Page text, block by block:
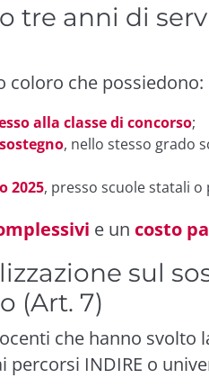
tre anni di
coloro che possiedono:
alla classe di concorso;
, nello stesso grado
2025, presso scuole statali o
e un costo
sul
(Art. 7)
che hanno svolto
percorsi INDIRE o